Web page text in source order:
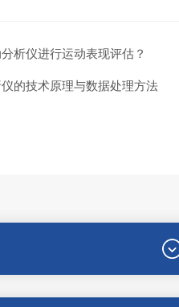
析仪进行运动表现评估？
的技术原理与数据处理方法